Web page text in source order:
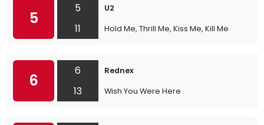
5
5
11
U2
Hold Me, Thrill Me, Kiss Me, Kill Me
6
6
13
Rednex
Wish You Were Here